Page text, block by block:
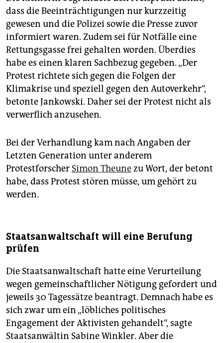
dass die Beeinträchtigungen nur kurzzeitig
gewesen und die Polizei sowie die Presse zuvor
informiert waren. Zudem sei für Notfälle eine
Rettungsgasse frei gehalten worden. Überdies
habe es einen klaren Sachbezug gegeben. „Der
Protest richtete sich gegen die Folgen der
Klimakrise und speziell gegen den Autoverkehr“,
betonte Jankowski. Daher sei der Protest nicht als
verwerflich anzusehen.
Bei der Verhandlung kam nach Angaben der
Letzten Generation unter anderem
Protestforscher Simon Theunezu Wort, der betont
habe, dass Protest stören müsse, um gehört zu
werden.
Staatsanwaltschaft will eine Berufung
prüfen
Die Staatsanwaltschaft hatte eine Verurteilung
wegen gemeinschaftlicher Nötigung gefordert und
jeweils 30 Tagessätze beantragt. Demnach habe es
sich zwar um ein „löbliches politisches
Engagement der Aktivisten gehandelt“, sagte
Staatsanwältin Sabine Winkler. Aber die